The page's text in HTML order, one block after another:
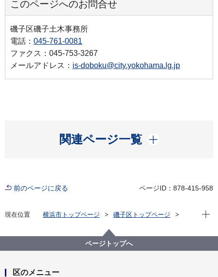
このページへのお問合せ
磯子区磯子土木事務所
電話： 045-761-0081
ファクス：045-753-3267
メールアドレス： is-doboku@city.yokohama.lg.jp
関連ページ一覧
開く
前のページに戻る ページID：878-415-958
現在位置 横浜市トップページ
磯子区トップページ
ISOGOフォトニュース
積雪に備える！ 融雪剤散布機操作研修会を実施しまし
た
現在
ページトップへ
区のメニュー